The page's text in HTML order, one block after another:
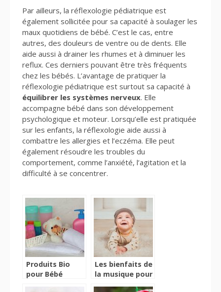
Par ailleurs, la réflexologie pédiatrique est
également sollicitée pour sa capacité à soulager les
maux quotidiens de bébé. C’est le cas, entre
autres, des douleurs de ventre ou de dents. Elle
aide aussi à drainer les rhumes et à diminuer les
reflux. Ces derniers pouvant être très fréquents
chez les bébés. L’avantage de pratiquer la
réflexologie pédiatrique est surtout sa capacité à
équilibrer les systèmes nerveux. Elle
accompagne bébé dans son développement
psychologique et moteur. Lorsqu’elle est pratiquée
sur les enfants, la réflexologie aide aussi à
combattre les allergies et l’eczéma. Elle peut
également résoudre les troubles du
comportement, comme l’anxiété, l’agitation et la
difficulté à se concentrer.
Produits Bio
pour Bébé
Les bienfaits de
la musique pour